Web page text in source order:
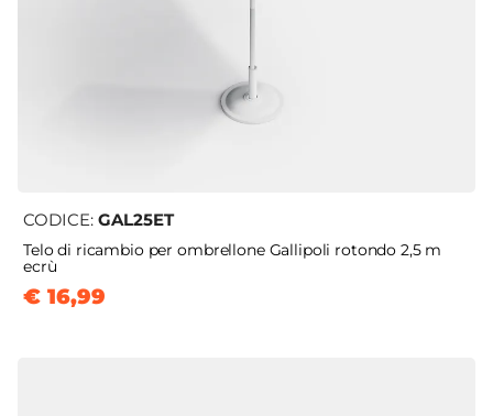
CODICE: GAL25ET
Telo di ricambio per ombrellone Gallipoli rotondo 2,5 m
ecrù
€ 16,99